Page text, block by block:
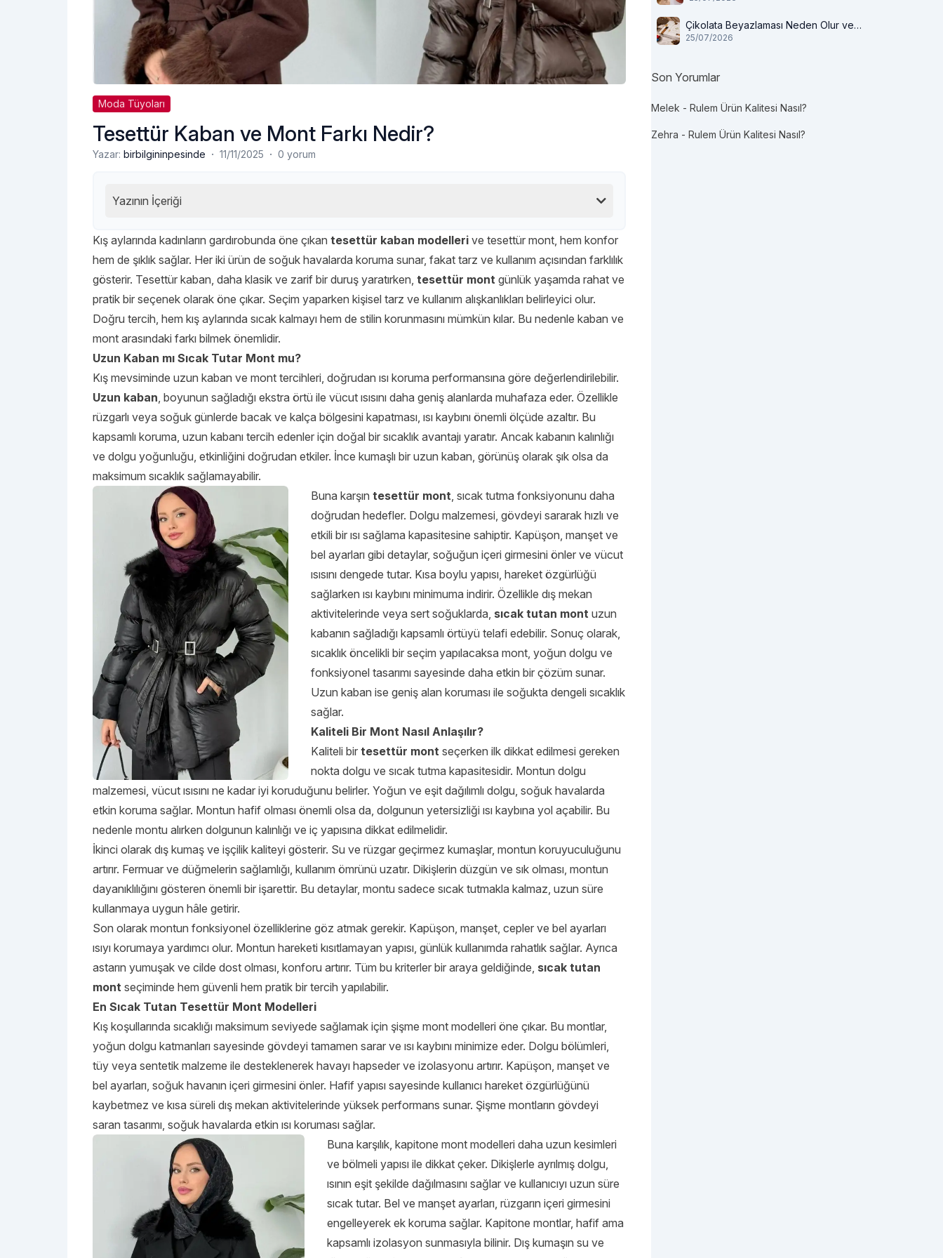
Moda Tüyoları
Tesettür Kaban ve Mont Farkı Nedir?
Yazar: birbilgininpesinde · 11/11/2025 · 0 yorum
Yazının İçeriği
Kış aylarında kadınların gardırobunda öne çıkan tesettür kaban modelleri ve tesettür mont, hem konfor
hem de şıklık sağlar. Her iki ürün de soğuk havalarda koruma sunar, fakat tarz ve kullanım açısından farklılık
gösterir. Tesettür kaban, daha klasik ve zarif bir duruş yaratırken, tesettür mont günlük yaşamda rahat ve
pratik bir seçenek olarak öne çıkar. Seçim yaparken kişisel tarz ve kullanım alışkanlıkları belirleyici olur.
Doğru tercih, hem kış aylarında sıcak kalmayı hem de stilin korunmasını mümkün kılar. Bu nedenle kaban ve
mont arasındaki farkı bilmek önemlidir.
Uzun Kaban mı Sıcak Tutar Mont mu?
Kış mevsiminde uzun kaban ve mont tercihleri, doğrudan ısı koruma performansına göre değerlendirilebilir.
Uzun kaban, boyunun sağladığı ekstra örtü ile vücut ısısını daha geniş alanlarda muhafaza eder. Özellikle
rüzgarlı veya soğuk günlerde bacak ve kalça bölgesini kapatması, ısı kaybını önemli ölçüde azaltır. Bu
kapsamlı koruma, uzun kabanı tercih edenler için doğal bir sıcaklık avantajı yaratır. Ancak kabanın kalınlığı
ve dolgu yoğunluğu, etkinliğini doğrudan etkiler. İnce kumaşlı bir uzun kaban, görünüş olarak şık olsa da
maksimum sıcaklık sağlamayabilir.
Buna karşın tesettür mont, sıcak tutma fonksiyonunu daha
doğrudan hedefler. Dolgu malzemesi, gövdeyi sararak hızlı ve
etkili bir ısı sağlama kapasitesine sahiptir. Kapüşon, manşet ve
bel ayarları gibi detaylar, soğuğun içeri girmesini önler ve vücut
ısısını dengede tutar. Kısa boylu yapısı, hareket özgürlüğü
sağlarken ısı kaybını minimuma indirir. Özellikle dış mekan
aktivitelerinde veya sert soğuklarda, sıcak tutan mont uzun
kabanın sağladığı kapsamlı örtüyü telafi edebilir. Sonuç olarak,
sıcaklık öncelikli bir seçim yapılacaksa mont, yoğun dolgu ve
fonksiyonel tasarımı sayesinde daha etkin bir çözüm sunar.
Uzun kaban ise geniş alan koruması ile soğukta dengeli sıcaklık
sağlar.
Kaliteli Bir Mont Nasıl Anlaşılır?
Kaliteli bir tesettür mont seçerken ilk dikkat edilmesi gereken
nokta dolgu ve sıcak tutma kapasitesidir. Montun dolgu
malzemesi, vücut ısısını ne kadar iyi koruduğunu belirler. Yoğun ve eşit dağılımlı dolgu, soğuk havalarda
etkin koruma sağlar. Montun hafif olması önemli olsa da, dolgunun yetersizliği ısı kaybına yol açabilir. Bu
nedenle montu alırken dolgunun kalınlığı ve iç yapısına dikkat edilmelidir.
İkinci olarak dış kumaş ve işçilik kaliteyi gösterir. Su ve rüzgar geçirmez kumaşlar, montun koruyuculuğunu
artırır. Fermuar ve düğmelerin sağlamlığı, kullanım ömrünü uzatır. Dikişlerin düzgün ve sık olması, montun
dayanıklılığını gösteren önemli bir işarettir. Bu detaylar, montu sadece sıcak tutmakla kalmaz, uzun süre
kullanmaya uygun hâle getirir.
Son olarak montun fonksiyonel özelliklerine göz atmak gerekir. Kapüşon, manşet, cepler ve bel ayarları
ısıyı korumaya yardımcı olur. Montun hareketi kısıtlamayan yapısı, günlük kullanımda rahatlık sağlar. Ayrıca
astarın yumuşak ve cilde dost olması, konforu artırır. Tüm bu kriterler bir araya geldiğinde, sıcak tutan
mont seçiminde hem güvenli hem pratik bir tercih yapılabilir.
En Sıcak Tutan Tesettür Mont Modelleri
Kış koşullarında sıcaklığı maksimum seviyede sağlamak için şişme mont modelleri öne çıkar. Bu montlar,
yoğun dolgu katmanları sayesinde gövdeyi tamamen sarar ve ısı kaybını minimize eder. Dolgu bölümleri,
tüy veya sentetik malzeme ile desteklenerek havayı hapseder ve izolasyonu artırır. Kapüşon, manşet ve
bel ayarları, soğuk havanın içeri girmesini önler. Hafif yapısı sayesinde kullanıcı hareket özgürlüğünü
kaybetmez ve kısa süreli dış mekan aktivitelerinde yüksek performans sunar. Şişme montların gövdeyi
saran tasarımı, soğuk havalarda etkin ısı koruması sağlar.
Buna karşılık, kapitone mont modelleri daha uzun kesimleri
ve bölmeli yapısı ile dikkat çeker. Dikişlerle ayrılmış dolgu,
ısının eşit şekilde dağılmasını sağlar ve kullanıcıyı uzun süre
sıcak tutar. Bel ve manşet ayarları, rüzgarın içeri girmesini
engelleyerek ek koruma sağlar. Kapitone montlar, hafif ama
kapsamlı izolasyon sunmasıyla bilinir. Dış kumaşın su ve
Çikolata Beyazlaması Neden Olur ve
Tüketilir mi?
25/07/2026
Son Yorumlar
Melek - Rulem Ürün Kalitesi Nasıl?
Zehra - Rulem Ürün Kalitesi Nasıl?